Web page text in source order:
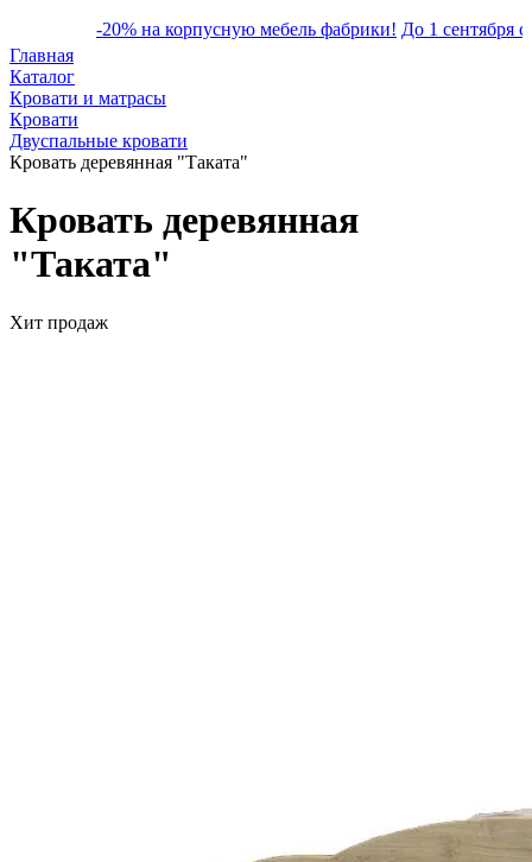
-20% на корпусную мебель фабрики! До 1 сентября скидка на
Главная
Каталог
Кровати и матрасы
Кровати
Двуспальные кровати
Кровать деревянная "Таката"
Кровать деревянная
"Таката"
Хит продаж